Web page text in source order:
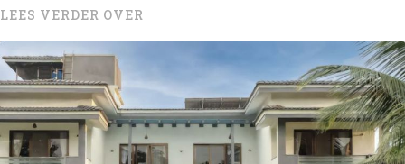
LEES VERDER OVER